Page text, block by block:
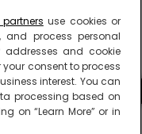
use cookies or
and process personal
addresses and cookie
consent to process
interest. You can
processing based on
on “Learn More” or in